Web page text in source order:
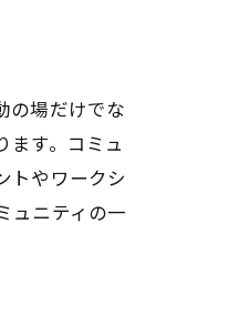
の場だけでな
す。コミュ
トやワークシ
ュニティの一